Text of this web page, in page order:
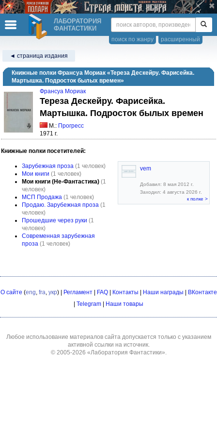
ЛАБОРАТОРИЯ
ФАНТАСТИКИ
расширенный
поиск по жанру
◄ страница издания
Книжные полки Франсуа Мориак «Тереза Дескейру. Фарисейка.
Мартышка. Подросток былых времен»
Франсуа Мориак
Тереза Дескейру. Фарисейка.
Мартышка. Подросток былых времен
М.: Прогресс
1971 г.
Книжные полки посетителей:
Зарубежная проза (1 человек)
Мои книги (1 человек)
Мои книги (Не-Фантастика) (1
человек)
МСП Продажа (1 человек)
Продаю. Зарубежная проза (1
человек)
Прошедшие через руки (1
человек)
Современная зарубежная
проза (1 человек)
vem
Добавил: 8 мая 2012 г.
Заходил: 4 августа 2026 г.
к полке >
О сайте (eng, fra, укр) | Регламент| FAQ| Контакты Наши награды
ВКонтакте
Telegram Наши товары
Любое использование материалов сайта допускается только с указанием
активной ссылки на источник.
© 2005-2026 «Лаборатория Фантастики».